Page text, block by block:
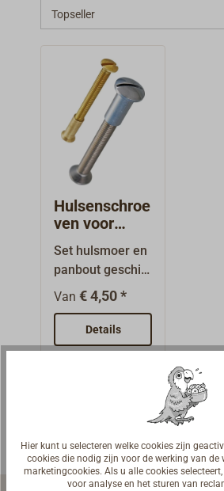
Hulsenschroe
ven voor
deurplaten
M4
Set hulsmoer en
panbout geschikt
voor de plaatjes
en rozetten van
sierjachtsloten
vastzetten van
roerpennen
etc.Messing
Van€ 4,50 *
Details
Hier kunt u selecteren welke cookies zijn
cookies die nodig zijn voor de werking van de
marketingcookies. Als u alle cookies
voor analyse en het sturen van